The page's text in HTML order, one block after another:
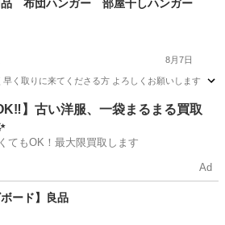
布団ハンガー 部屋干しハンガー
8月7日
く取りに来てくださる方 よろしくお願いします
野駅 収納家具 部屋
】古い洋服、一袋まるまる買取
てもOK！最大限買取します
Ad
ボード】良品